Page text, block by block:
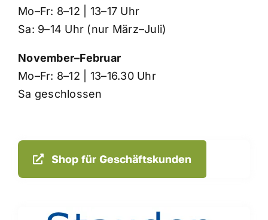
Mo–Fr: 8–12 | 13–17 Uhr
Sa: 9–14 Uhr (nur März–Juli)
November–Februar
Mo–Fr: 8–12 | 13–16.30 Uhr
Sa geschlossen
Shop für Geschäftskunden